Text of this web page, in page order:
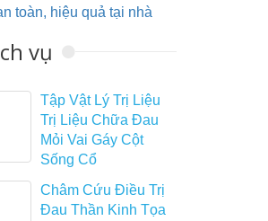
toàn, hiệu quả tại nhà
vụ
Tập Vật Lý Trị Liệu
Trị Liệu Chữa Đau
Mỏi Vai Gáy Cột
Sống Cổ
Châm Cứu Điều Trị
Đau Thần Kinh Tọa